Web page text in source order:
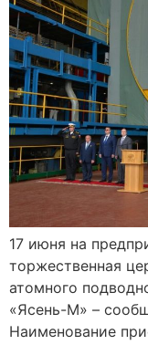
17 июня на
торжественная
атомного
«Ясень-М» –
Наименование